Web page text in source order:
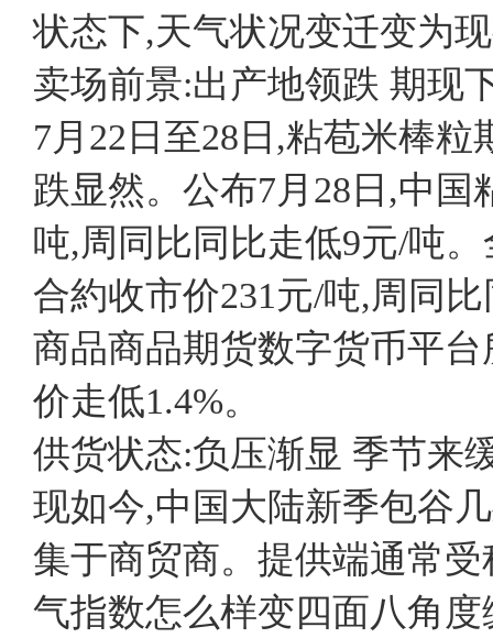
状态下,天气状况变迁变为
卖场前景:出产地领跌 期现
7月22日至28日,粘苞米棒
跌显然。公布7月28日,中
吨,周同比同比走低9元/吨
合約收市价231元/吨,周同
商品商品期货数字货币平
价走低1.4%。
供货状态:负压渐显 季节来
现如今,中国大陆新季包谷
集于商贸商。提供端通常
气指数怎么样变四面八角